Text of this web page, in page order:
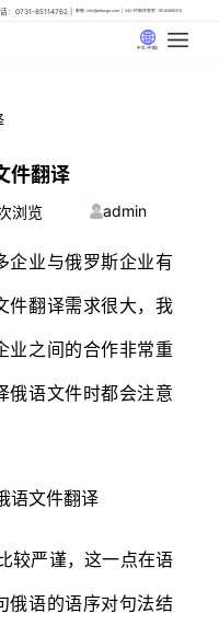
：0731-85114762 邮箱: info@artlangs.com 24小时翻译管家: 18142666316
中文 (中国)
件翻译
浏览 admin
业与俄罗斯企业有
件翻译需求很大，我
业之间的合作非常重
俄语文件时都会注意
严谨，这一点在语
俄语的语序对句法结